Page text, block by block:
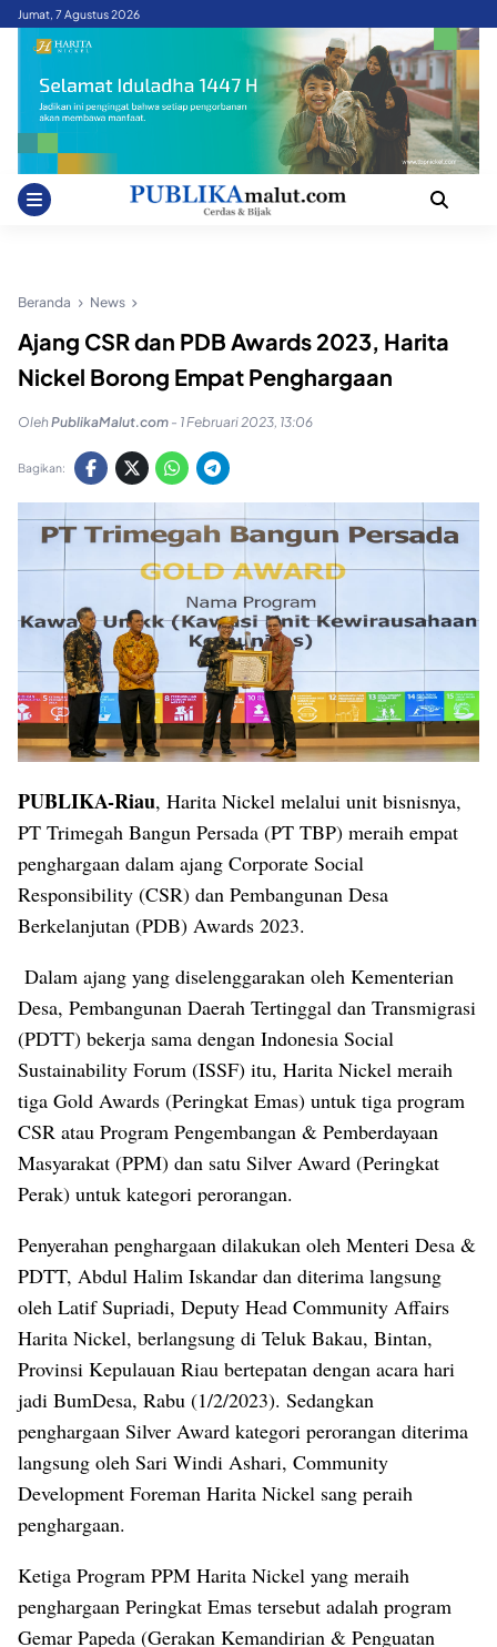
SkipJumat, 7 Agustus 2026
Beranda News
Ajang CSR dan PDB Awards 2023, Harita
Nickel Borong Empat Penghargaan
OlehPublikaMalut.com - 1 Februari 2023, 13:06
Bagikan:
PUBLIKA-Riau, Harita Nickel melalui unit bisnisnya,
PT Trimegah Bangun Persada (PT TBP) meraih empat
penghargaan dalam ajang Corporate Social
Responsibility (CSR) dan Pembangunan Desa
Berkelanjutan (PDB) Awards 2023.
Dalam ajang yang diselenggarakan oleh Kementerian
Desa, Pembangunan Daerah Tertinggal dan Transmigrasi
(PDTT) bekerja sama dengan Indonesia Social
Sustainability Forum (ISSF) itu, Harita Nickel meraih
tiga Gold Awards (Peringkat Emas) untuk tiga program
CSR atau Program Pengembangan & Pemberdayaan
Masyarakat (PPM) dan satu Silver Award (Peringkat
Perak) untuk kategori perorangan.
Penyerahan penghargaan dilakukan oleh Menteri Desa &
PDTT, Abdul Halim Iskandar dan diterima langsung
oleh Latif Supriadi, Deputy Head Community Affairs
Harita Nickel, berlangsung di Teluk Bakau, Bintan,
Provinsi Kepulauan Riau bertepatan dengan acara hari
jadi BumDesa, Rabu (1/2/2023). Sedangkan
penghargaan Silver Award kategori perorangan diterima
langsung oleh Sari Windi Ashari, Community
Development Foreman Harita Nickel sang peraih
penghargaan.
Ketiga Program PPM Harita Nickel yang meraih
penghargaan Peringkat Emas tersebut adalah program
Gemar Papeda (Gerakan Kemandirian & Penguatan